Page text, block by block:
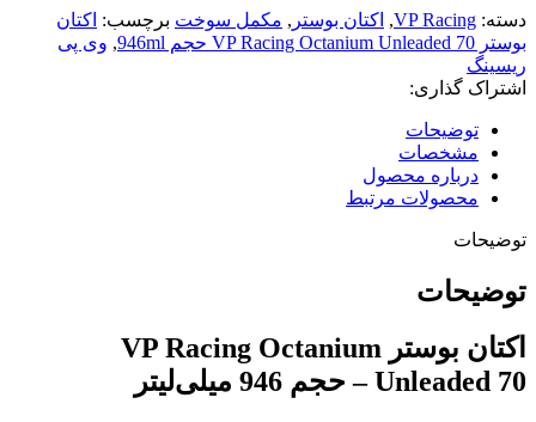
دسته: VP Racing
, اکتان بوستر , مکمل سوخت برچسب: اکتان
بوستر VP Racing Octanium Unleaded 70 حجم 946ml
, وی پی
ریسینگ
اشتراک گذاری:
توضیحات
مشخصات
درباره محصول
محصولات مرتبط
توضیحات
توضیحات
اکتان بوستر VP Racing Octanium
Unleaded 70 – حجم 946 میلی‌لیتر